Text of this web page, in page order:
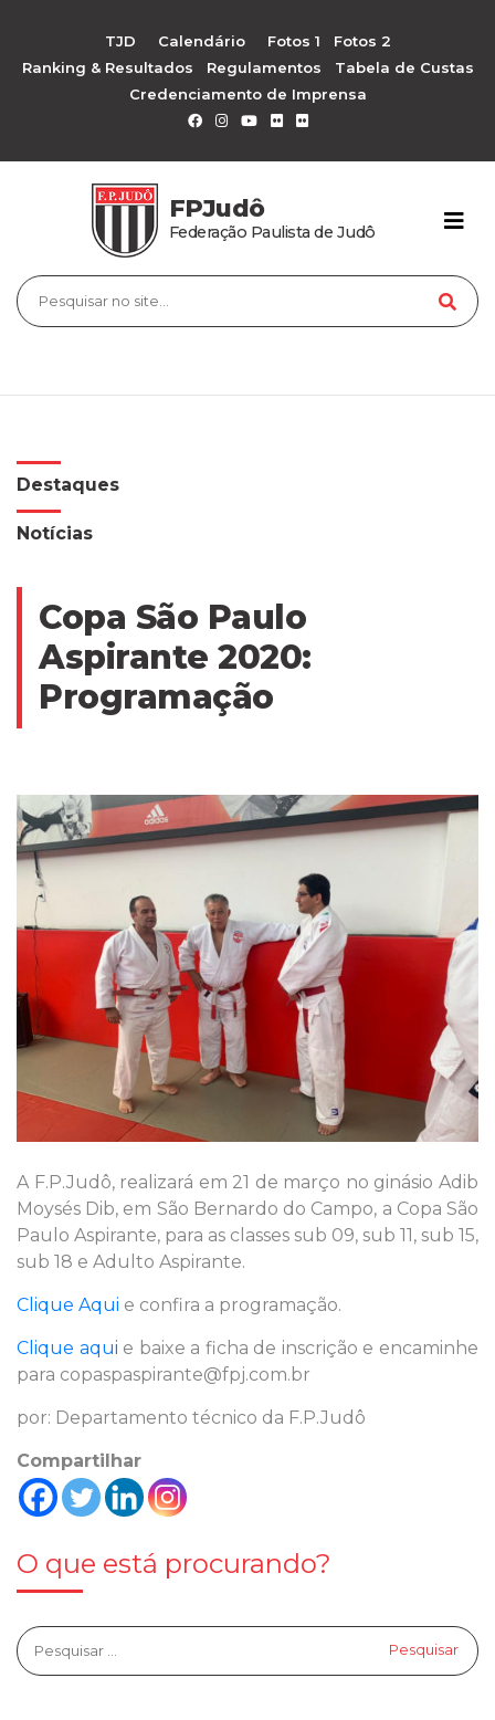
TJD Calendário Fotos 1
Fotos 2
Ranking & Resultados
Regulamentos
Tabela de Custas
Credenciamento de Imprensa
FPJudô
Federação Paulista de Judô
Destaques
Notícias
Copa São Paulo
Aspirante 2020:
Programação
A F.P.Judô, realizará em 21 de março no ginásio Adib
Moysés Dib, em São Bernardo do Campo, a Copa São
Paulo Aspirante, para as classes sub 09, sub 11, sub 15,
sub 18 e Adulto Aspirante.
Clique Aqui e confira a programação.
Clique aqui e baixe a ficha de inscrição e encaminhe
para copaspaspirante@fpj.com.br
por: Departamento técnico da F.P.Judô
Compartilhar
O que está procurando?